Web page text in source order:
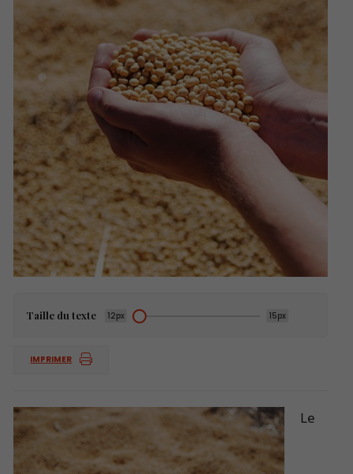
Taille du texte 12px 15px
IMPRIMER
Le